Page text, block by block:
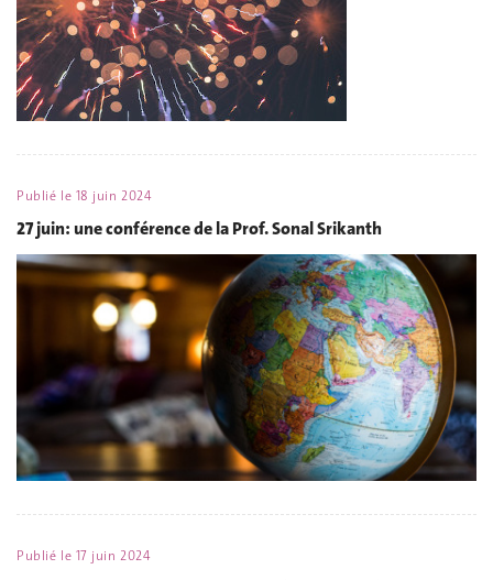
Publié le 18 juin 2024
27 juin: une conférence de la Prof. Sonal Srikanth
Publié le 17 juin 2024